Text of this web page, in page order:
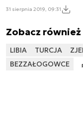
31 sierpnia 2019, 09:31
Zobacz również
LIBIA TURCJA
BEZZAŁOGOWCE